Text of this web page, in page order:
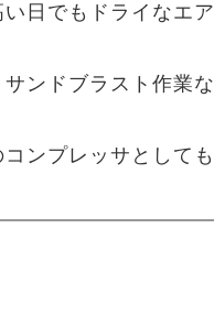
日でもドライなエア
ンドブラスト作業な
ンプレッサとしても